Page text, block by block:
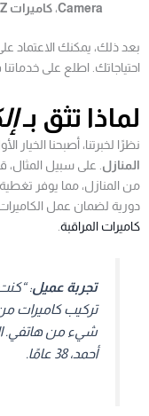
Camera، كاميرات PTZ
بعد ذلك، يمكنك الاعتماد
احتياجاتك. اطلع على
لماذا تثق بـ
نظرًا لخبرتنا، أصبحنا
المنازل . على سبيل المثال،
من المنازل، مما يوفر
دورية لضمان عمل
كاميرات المراقبة
تجربة عميل:
تركيب كاميرات
شيء من هاتفي.
أحمد، 38 عامًا.